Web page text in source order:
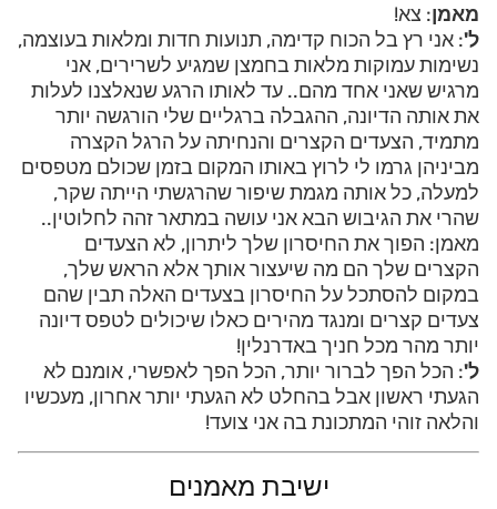
מאמן: צא!
ל': אני רץ בל הכוח קדימה, תנועות חדות ומלאות בעוצמה,
נשימות עמוקות מלאות בחמצן שמגיע לשרירים, אני
מרגיש שאני אחד מהם.. עד לאותו הרגע שנאלצנו לעלות
את אותה הדיונה, ההגבלה ברגליים שלי הורגשה יותר
מתמיד, הצעדים הקצרים והנחיתה על הרגל הקצרה
מביניהן גרמו לי לרוץ באותו המקום בזמן שכולם מטפסים
למעלה, כל אותה מגמת שיפור שהרגשתי הייתה שקר,
שהרי את הגיבוש הבא אני עושה במתאר זהה לחלוטין..
מאמן: הפוך את החיסרון שלך ליתרון, לא הצעדים
הקצרים שלך הם מה שיעצור אותך אלא הראש שלך,
במקום להסתכל על החיסרון בצעדים האלה תבין שהם
צעדים קצרים ומנגד מהירים כאלו שיכולים לטפס דיונה
יותר מהר מכל חניך באדרנלין!
ל': הכל הפך לברור יותר, הכל הפך לאפשרי, אומנם לא
הגעתי ראשון אבל בהחלט לא הגעתי יותר אחרון, מעכשיו
והלאה זוהי המתכונת בה אני צועד!
ישיבת מאמנים